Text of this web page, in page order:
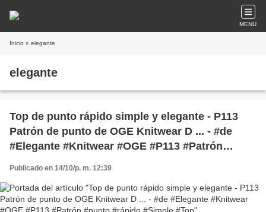
MENU
Inicio » elegante
elegante
Top de punto rápido simple y elegante - P113
Patrón de punto de OGE Knitwear D ... - #de
#Elegante #Knitwear #OGE #P113 #Patrón
Publicado en 14/10/p. m. 12:39